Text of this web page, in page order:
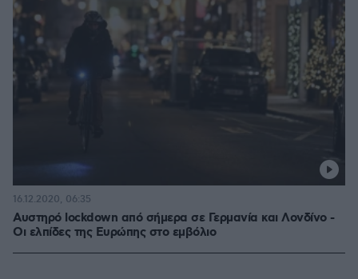
Αυστηρό lockdown από σήμερα σε Γερμανία και Λονδίνο -
Οι ελπίδες της Ευρώπης στο εμβόλιο
16.12.2020, 06:35